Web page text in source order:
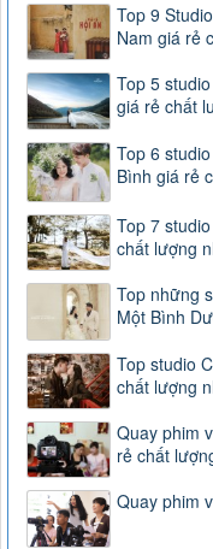
Top 9
Nam giá rẻ
Top 5
giá rẻ chất
Top 6
Bình giá rẻ
Top 7
chất lượng
Top những
Một Bình
Top studio
chất lượng
Quay phim
rẻ chất
Quay phim